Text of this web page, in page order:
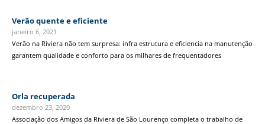
Verão quente e eficiente
janeiro 6, 2021
Verão na Riviera não tem surpresa: infra estrutura e eficiencia na manutenção
garantem qualidade e conforto para os milhares de frequentadores
Orla recuperada
dezembro 23, 2020
Associação dos Amigos da Riviera de São Lourenço completa o trabalho de